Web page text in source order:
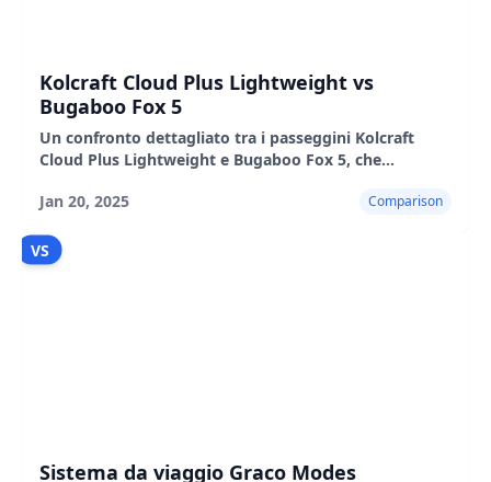
Kolcraft Cloud Plus Lightweight vs
Bugaboo Fox 5
Un confronto dettagliato tra i passeggini Kolcraft
Cloud Plus Lightweight e Bugaboo Fox 5, che
Jan 20, 2025
Comparison
VS
Sistema da viaggio Graco Modes